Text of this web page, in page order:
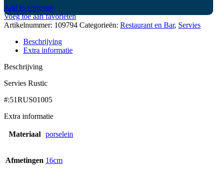
Add to compare
Voeg toe aan favorieten
Artikelnummer: 109794 Categorieën: Restaurant en Bar, Servies
Beschrijving
Extra informatie
Beschrijving
Servies Rustic
#:51RUS01005
Extra informatie
Materiaal porselein
Afmetingen 16cm